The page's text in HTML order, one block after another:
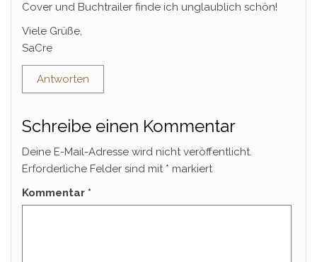
Cover und Buchtrailer finde ich unglaublich schön!
Viele Grüße,
SaCre
Antworten
Schreibe einen Kommentar
Deine E-Mail-Adresse wird nicht veröffentlicht.
Erforderliche Felder sind mit * markiert
Kommentar *